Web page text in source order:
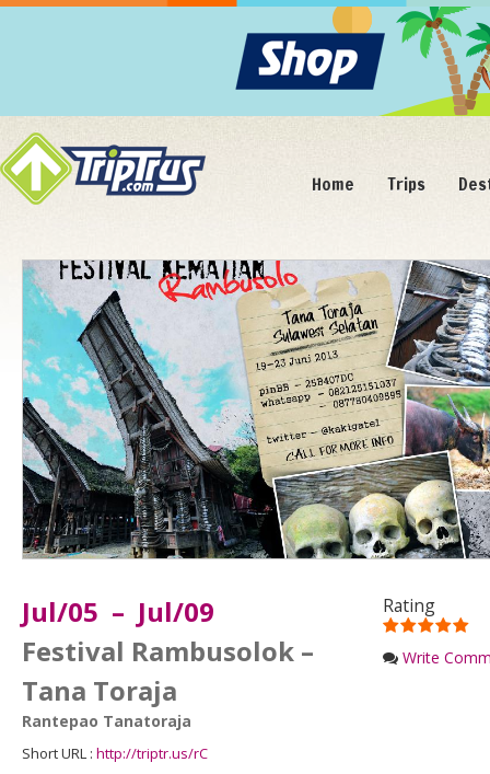
Home Trips
Rating
Write
Jul/05 – Jul/09
Festival Rambusolok –
Tana Toraja
Rantepao Tanatoraja
Short URL : http://triptr.us/rC